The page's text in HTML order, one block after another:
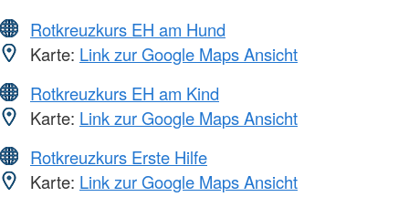
Rotkreuzkurs EH am Hund
Karte: Link zur Google Maps Ansicht
Rotkreuzkurs EH am Kind
Karte: Link zur Google Maps Ansicht
Rotkreuzkurs Erste Hilfe
Karte: Link zur Google Maps Ansicht